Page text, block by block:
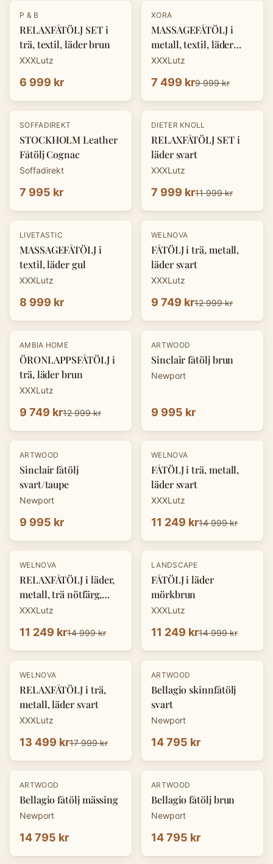
P & B
RELAXFÅTÖLJ SET i
trä, textil, läder brun
XXXLutz
6 999 kr
-25%
XORA
MASSAGEFÅTÖLJ i
metall, textil, läder
mörkgrå
XXXLutz
7 499 kr9 999 kr
SOFFADIREKT
STOCKHOLM Leather
Fåtölj Cognac
Soffadirekt
7 995 kr
-33%
DIETER KNOLL
RELAXFÅTÖLJ SET i
läder svart
XXXLutz
7 999 kr11 999 kr
LIVETASTIC
MASSAGEFÅTÖLJ i
textil, läder gul
XXXLutz
8 999 kr
-25 %
WELNOVA
FÅTÖLJ i trä, metall,
läder svart
XXXLutz
9 749 kr12 999 kr
-25 %
AMBIA HOME
ÖRONLAPPSFÅTÖLJ i
trä, läder brun
XXXLutz
9 749 kr12 999 kr
ARTWOOD
Sinclair fåtölj brun
Newport
9 995 kr
ARTWOOD
Sinclair fåtölj
svart/taupe
Newport
9 995 kr
-25 %
WELNOVA
FÅTÖLJ i trä, metall,
läder svart
XXXLutz
11 249 kr14 999 kr
-25 %
WELNOVA
RELAXFÅTÖLJ i läder,
metall, trä nötfärg,
svart
XXXLutz
11 249 kr14 999 kr
- 25%
LANDSCAPE
FÅTÖLJ i läder
mörkbrun
XXXLutz
11 249 kr14 999 kr
-25 %
WELNOVA
RELAXFÅTÖLJ i trä,
metall, läder svart
XXXLutz
13 499 kr17 999 kr
ARTWOOD
Bellagio skinnfåtölj
svart
Newport
14 795 kr
ARTWOOD
Bellagio fåtölj mässing
Newport
14 795 kr
ARTWOOD
Bellagio fåtölj brun
Newport
14 795 kr